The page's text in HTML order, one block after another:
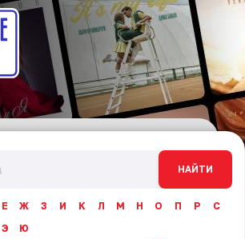
НАЙТИ
Е Ж З И К Л М Н О П Р
С
Э
Ю